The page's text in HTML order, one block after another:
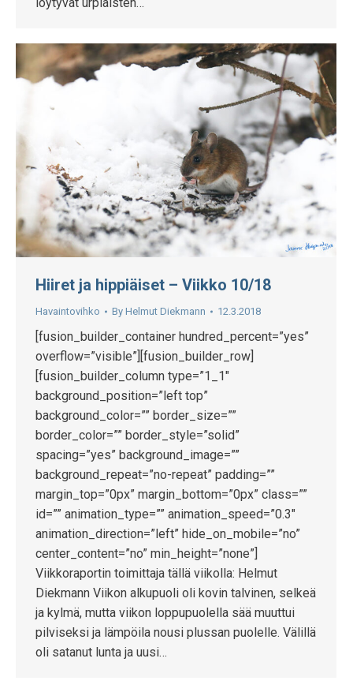
Hiiret ja hippiäiset – Viikko 10/18
Havaintovihko By Helmut Diekmann 12.3.2018
[fusion_builder_container hundred_percent=”yes”
overflow=”visible”][fusion_builder_row]
[fusion_builder_column type=”1_1″
background_position=”left top”
background_color=”” border_size=””
border_color=”” border_style=”solid”
spacing=”yes” background_image=””
background_repeat=”no-repeat” padding=””
margin_top=”0px” margin_bottom=”0px” class=””
id=”” animation_type=”” animation_speed=”0.3″
animation_direction=”left” hide_on_mobile=”no”
center_content=”no” min_height=”none”]
Viikkoraportin toimittaja tällä viikolla: Helmut
Diekmann Viikon alkupuoli oli kovin talvinen, selkeä
ja kylmä, mutta viikon loppupuolella sää muuttui
pilviseksi ja lämpöila nousi plussan puolelle. Välillä
oli satanut lunta ja uusi…